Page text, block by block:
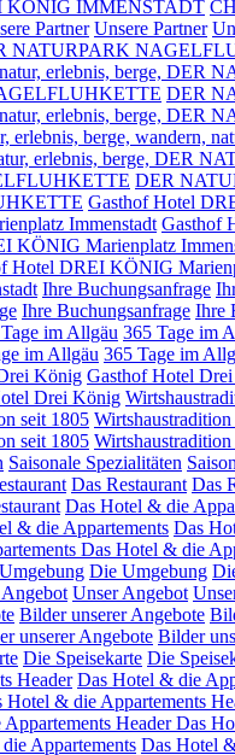
KÖNIG IMMENSTADT
Partner Unsere Partner
NATURPARK
erlebnis, berge, DER
DER
erlebnis, berge, DER
berge, wandern,
erlebnis, berge, DER
DER
Gasthof Hotel
Immenstadt Gasthof
KÖNIG Marienplatz
Hotel DREI KÖNIG
Ihre Buchungsanfrage
Ihre Buchungsanfrage Ihre
im Allgäu 365 Tage im
im Allgäu 365 Tage im
König Gasthof Hotel
Drei König
seit 1805
seit 1805
Saisonale Spezialitäten
Das Restaurant Das
Das Hotel & die
& die Appartements Das
Das Hotel & die
Die Umgebung
Unser Angebot
Bilder unserer Angebote
unserer Angebote Bilder
Die Speisekarte Die
Header Das Hotel & die
Hotel & die Appartements
HeaderDas
Appartements Das Hotel